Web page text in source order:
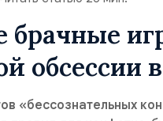
брачные
обсессии
«бессознательных